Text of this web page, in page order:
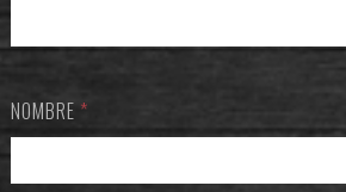
NOMBRE *